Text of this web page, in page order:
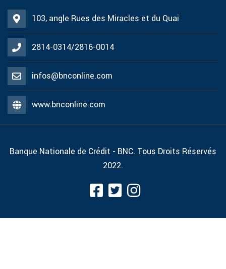
103, angle Rues des Miracles et du Quai
2814-0314/2816-0014
infos@bnconline.com
www.bnconline.com
Banque Nationale de Crédit - BNC. Tous Droits Réservés
2022.